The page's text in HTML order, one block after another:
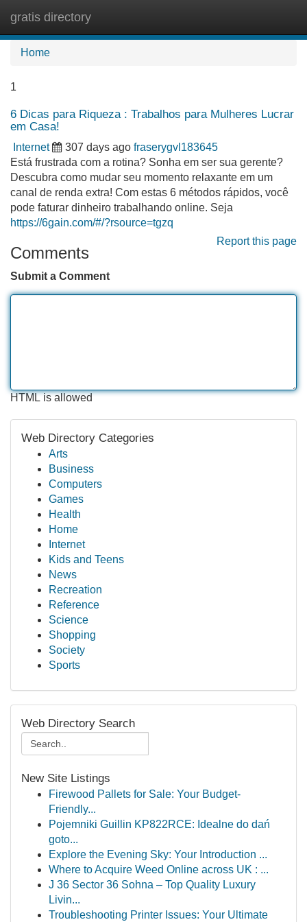
gratis directory
Home
1
6 Dicas para Riqueza : Trabalhos para Mulheres Lucrar
em Casa!
Internet 307 days ago fraserygvl183645
Está frustrada com a rotina? Sonha em ser sua gerente?
Descubra como mudar seu momento relaxante em um
canal de renda extra! Com estas 6 métodos rápidos, você
pode faturar dinheiro trabalhando online. Seja
https://6gain.com/#/?rsource=tgzq
Report this page
Comments
Submit a Comment
HTML is allowed
Web Directory Categories
Arts
Business
Computers
Games
Health
Home
Internet
Kids and Teens
News
Recreation
Reference
Science
Shopping
Society
Sports
Web Directory Search
New Site Listings
Firewood Pallets for Sale: Your Budget-
Friendly...
Pojemniki Guillin KP822RCE: Idealne do dań
goto...
Explore the Evening Sky: Your Introduction ...
Where to Acquire Weed Online across UK : ...
J 36 Sector 36 Sohna – Top Quality Luxury
Livin...
Troubleshooting Printer Issues: Your Ultimate